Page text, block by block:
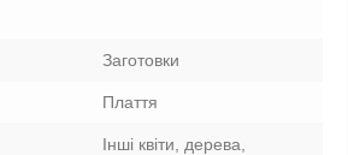
Заготовки
Плаття
Інші квіти, дерева,